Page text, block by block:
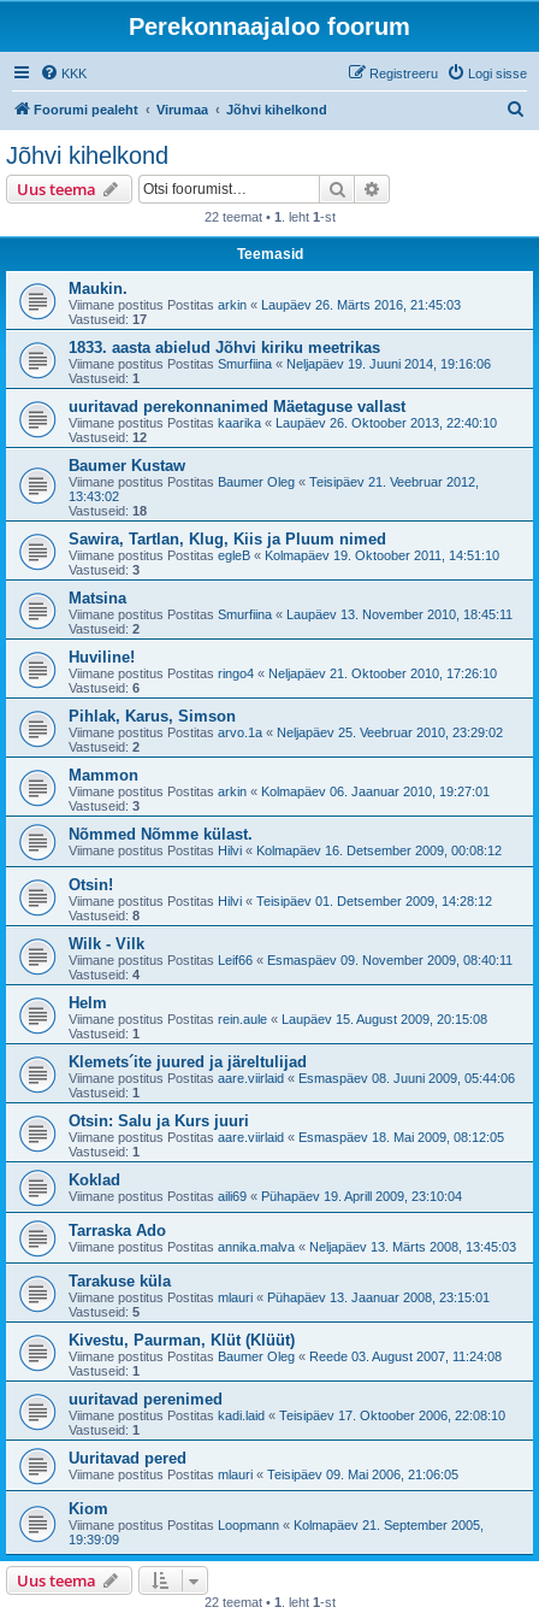
Perekonnaajaloo foorum
KKK Logi sisse
Registreeru
Foorumi pealeht Virumaa Jõhvi kihelkond
Jõhvi kihelkond
Uus teema Otsi
22 teemat • 1 . leht 1-st
Teemasid
Maukin.
Viimane postitus Postitas arkin « Laupäev 26. Märts 2016, 21:45:03
Vastuseid: 17
1833. aasta abielud Jõhvi kiriku meetrikas
Viimane postitus Postitas Smurfiina « Neljapäev 19. Juuni 2014, 19:16:06
Vastuseid: 1
uuritavad perekonnanimed Mäetaguse vallast
Viimane postitus Postitas kaarika « Laupäev 26. Oktoober 2013, 22:40:10
Vastuseid: 12
Baumer Kustaw
Viimane postitus Postitas Baumer Oleg « Teisipäev 21. Veebruar 2012,
13:43:02
Vastuseid: 18
Sawira, Tartlan, Klug, Kiis ja Pluum nimed
Viimane postitus Postitas egleB « Kolmapäev 19. Oktoober 2011, 14:51:10
Vastuseid: 3
Matsina
Viimane postitus Postitas Smurfiina « Laupäev 13. November 2010, 18:45:11
Vastuseid: 2
Huviline!
Viimane postitus Postitas ringo4 « Neljapäev 21. Oktoober 2010, 17:26:10
Vastuseid: 6
Pihlak, Karus, Simson
Viimane postitus Postitas arvo.1a « Neljapäev 25. Veebruar 2010, 23:29:02
Vastuseid: 2
Mammon
Viimane postitus Postitas arkin « Kolmapäev 06. Jaanuar 2010, 19:27:01
Vastuseid: 3
Nõmmed Nõmme külast.
Viimane postitus Postitas Hilvi « Kolmapäev 16. Detsember 2009, 00:08:12
Otsin!
Viimane postitus Postitas Hilvi « Teisipäev 01. Detsember 2009, 14:28:12
Vastuseid: 8
Wilk - Vilk
Viimane postitus Postitas Leif66 « Esmaspäev 09. November 2009, 08:40:11
Vastuseid: 4
Helm
Viimane postitus Postitas rein.aule « Laupäev 15. August 2009, 20:15:08
Vastuseid: 1
Klemets´ite juured ja järeltulijad
Viimane postitus Postitas aare.viirlaid « Esmaspäev 08. Juuni 2009, 05:44:06
Vastuseid: 1
Otsin: Salu ja Kurs juuri
Viimane postitus Postitas aare.viirlaid « Esmaspäev 18. Mai 2009, 08:12:05
Vastuseid: 1
Koklad
Viimane postitus Postitas aili69 « Pühapäev 19. Aprill 2009, 23:10:04
Tarraska Ado
Viimane postitus Postitas annika.malva « Neljapäev 13. Märts 2008, 13:45:03
Tarakuse küla
Viimane postitus Postitas mlauri « Pühapäev 13. Jaanuar 2008, 23:15:01
Vastuseid: 5
Kivestu, Paurman, Klüt (Klüüt)
Viimane postitus Postitas Baumer Oleg « Reede 03. August 2007, 11:24:08
Vastuseid: 1
uuritavad perenimed
Viimane postitus Postitas kadi.laid « Teisipäev 17. Oktoober 2006, 22:08:10
Vastuseid: 1
Uuritavad pered
Viimane postitus Postitas mlauri « Teisipäev 09. Mai 2006, 21:06:05
Kiom
Viimane postitus Postitas Loopmann « Kolmapäev 21. September 2005,
19:39:09
Uus teema
22 teemat • 1 . leht 1-st